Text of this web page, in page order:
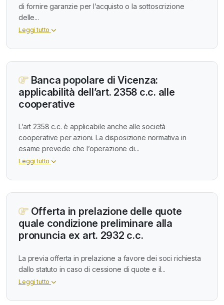
di fornire garanzie per l’acquisto o la sottoscrizione
delle...
Leggi tutto
Banca popolare di Vicenza:
applicabilità dell’art. 2358 c.c. alle
cooperative
L’art 2358 c.c. è applicabile anche alle società
cooperative per azioni. La disposizione normativa in
esame prevede che l’operazione di...
Leggi tutto
Offerta in prelazione delle quote
quale condizione preliminare alla
pronuncia ex art. 2932 c.c.
La previa offerta in prelazione a favore dei soci richiesta
dallo statuto in caso di cessione di quote e il...
Leggi tutto